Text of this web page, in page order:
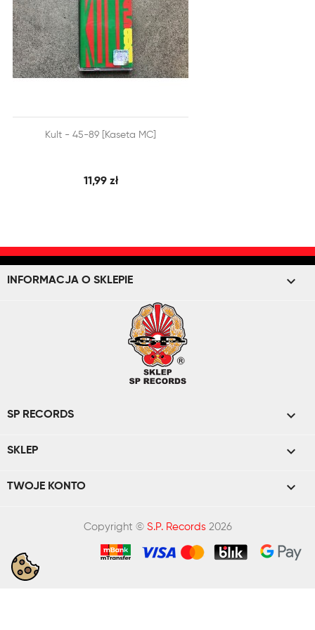
DODAJ DO KOSZYKA
SZYBKI PODGLĄD
Kult - 45-89 [Kaseta MC]
11,99 zł
INFORMACJA O SKLEPIE keyboard_arrow_down
SP RECORDS 
SKLEP 
TWOJE KONTO 
Copyright © S.P. Records2026